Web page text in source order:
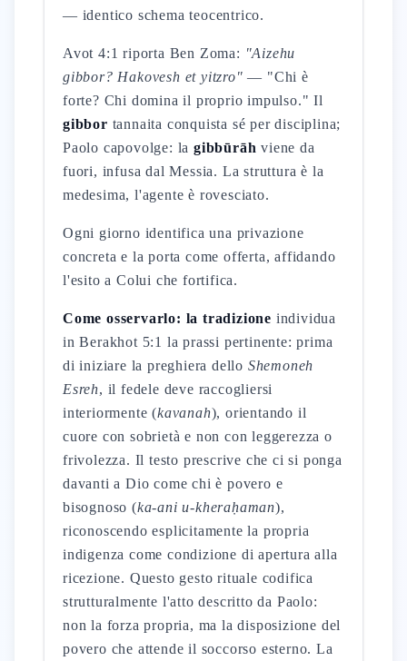
— identico schema teocentrico.
Avot 4:1 riporta Ben Zoma: "Aizehu
gibbor? Hakovesh et yitzro" — "Chi è
forte? Chi domina il proprio impulso." Il
gibbor tannaita conquista sé per disciplina;
Paolo capovolge: lagibbūrāh viene da
fuori, infusa dal Messia. La struttura è la
medesima, l'agente è rovesciato.
Ogni giorno identifica una privazione
concreta e la porta come offerta, affidando
l'esito a Colui che fortifica.
Come osservarlo: la tradizione individua
in Berakhot 5:1 la prassi pertinente: prima
di iniziare la preghiera dello Shemoneh
Esreh, il fedele deve raccogliersi
interiormente (kavanah), orientando il
cuore con sobrietà e non con leggerezza o
frivolezza. Il testo prescrive che ci si ponga
davanti a Dio come chi è povero e
bisognoso (ka-ani u-kheraḥaman),
riconoscendo esplicitamente la propria
indigenza come condizione di apertura alla
ricezione. Questo gesto rituale codifica
strutturalmente l'atto descritto da Paolo:
non la forza propria, ma la disposizione del
povero che attende il soccorso esterno. La